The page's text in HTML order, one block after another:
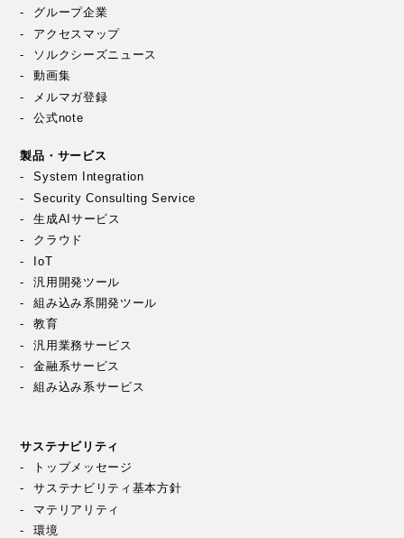
グループ企業
アクセスマップ
ソルクシーズニュース
動画集
メルマガ登録
公式note
製品・サービス
System Integration
Security Consulting Service
生成AIサービス
クラウド
IoT
汎用開発ツール
組み込み系開発ツール
教育
汎用業務サービス
金融系サービス
組み込み系サービス
サステナビリティ
トップメッセージ
サステナビリティ基本方針
マテリアリティ
環境